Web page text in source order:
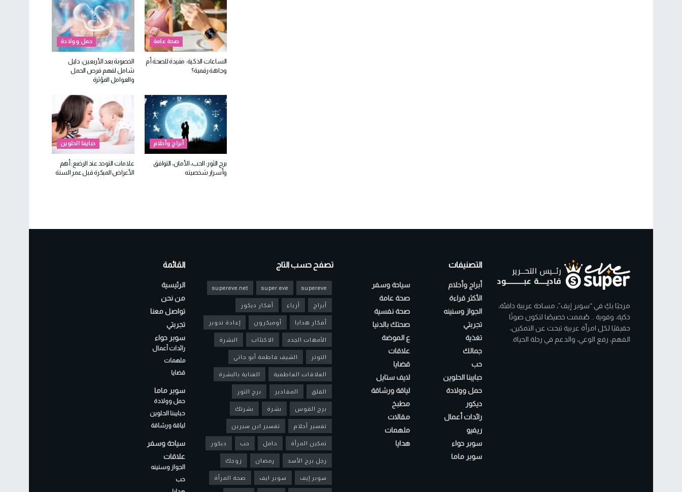
صحة عامة
الساعات الذكية: مفيدة للصحة أم
وجاهة رقمية؟
حمل وولادة
الخصوبة بعد الأربعين: دليل
شامل لفهم فرص الحمل
والعوامل المؤثرة
أبراج وأحلام
برج الثور: الحب، الأمان، التوافق
وأسرار شخصيته
حبايبنا الحلوين
علامات التوحد عند الرضع: أهم
الأعراض المبكرة قبل عمر السنة
مرحبًا بكِ في “سوبر إيف”، مساحة عربية دافئة،
ذكية، وقوية .. صُممت خصيصًا لتكون صوتًا
حقيقيًا لكل امرأة عربية تبحث عن التمكين،
الفهم، رفع الوعي، والدعم في رحلة الحياة.
التصنيفات
أبراج وأحلام
الأكثر قراءة
الجواز وسنينه
تجربتي
تغذية
جمالك
حب
حبايبنا الحلوين
حمل وولادة
ديكور
رائدات أعمال
ريفيو
سوبر حواء
سوبر ماما
سياحة وسفر
صحة عامة
صحة نفسية
صحتك بالدنيا
ع الموضة
علاقات
قضايا
لايف ستايل
لياقة ورشاقة
مطبخ
مقالات
ملهمات
هدايا
تصفح حسب التاج
supereve
super eve
supereve.net
أبراج أزياء أفكار ديكور
أفكار هدايا أوميكرون إعادة تدوير
الأمهات الجدد الاكتئاب البشرة
التوتر الشيف فاطمة أبو حاتي
العلاقات العاطفية العناية بالبشرة
القلق المقادير برج الثور
برج القوس بشرة بشرتك
تفسير أحلام تفسير ابن سيرين
تمكين المرأة حامل حب ديكور
رجل برج الأسد رمضان زوجك
سوبر إيف سوبر ايف صحة المرأة
القائمة
الرئيسية
من نحن
تواصل معنا
تجربتي
سوبر حواء
رائدات أعمال
ملهمات
قضايا
سوبر ماما
حمل وولادة
حبايبنا الحلوين
لياقة ورشاقة
سياحة وسفر
علاقات
الجواز وسنينه
حب